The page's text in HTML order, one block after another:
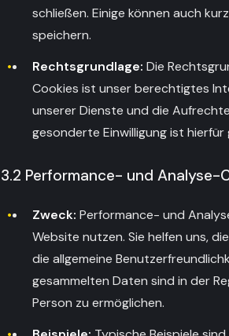
schließen. Einige können auch
speichern.
Rechtsgrundlage: Die
Cookies ist unser berechtigtes
unserer Dienste und die
gesonderte Einwilligung ist
3.2 Performance- und Analyse-
Zweck: Performance- und
Website nutzen. Sie helfen uns,
die allgemeine
gesammelten Daten sind in der
Person zu ermöglichen.